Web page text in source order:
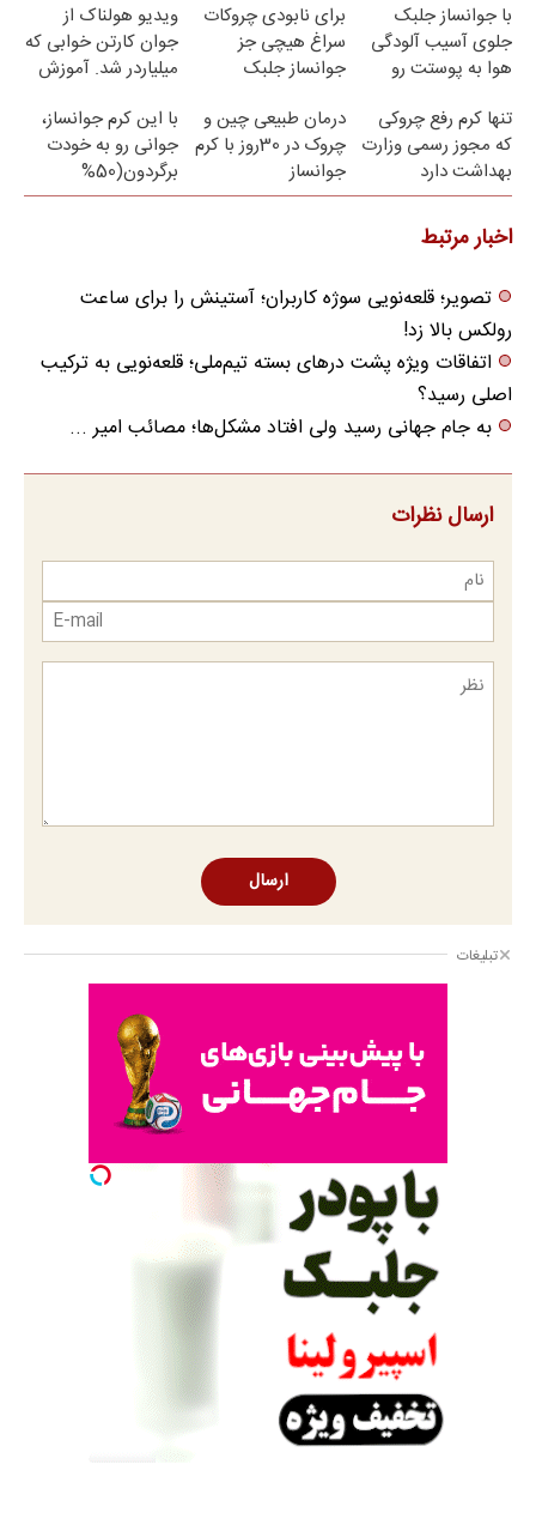
فوری)
با جوانساز جلبک
جلوی آسیب آلودگی
هوا به پوستت رو
امشب)
برای نابودی چروکات
سراغ هیچی جز
جوانساز جلبک
ویدیو هولناک از
جوان کارتن خوابی که
میلیاردر شد. آموزش
تنها کرم رفع چروکی
که مجوز رسمی وزارت
بهداشت دارد
درمان طبیعی چین و
چروک در 30روز با کرم
جوانساز
آلمانی(45%تخفیف)
با این کرم جوانساز،
جوانی رو به خودت
برگردون(50%
تخفیف)
اخبار مرتبط
تصویر؛ قلعه‌نویی سوژه کاربران؛ آستینش را برای ساعت
رولکس بالا زد!
اتفاقات ویژه پشت درهای بسته تیم‌ملی؛ قلعه‌نویی به ترکیب
اصلی رسید؟
به جام جهانی رسید ولی افتاد مشکل‌ها؛ مصائب امیر ...
ارسال نظرات
ارسال
تبلیغات